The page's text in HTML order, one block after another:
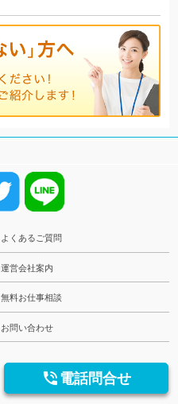
よくあるご質問
運営会社案内
無料お仕事相談
お問い合わせ
 電話問合せ